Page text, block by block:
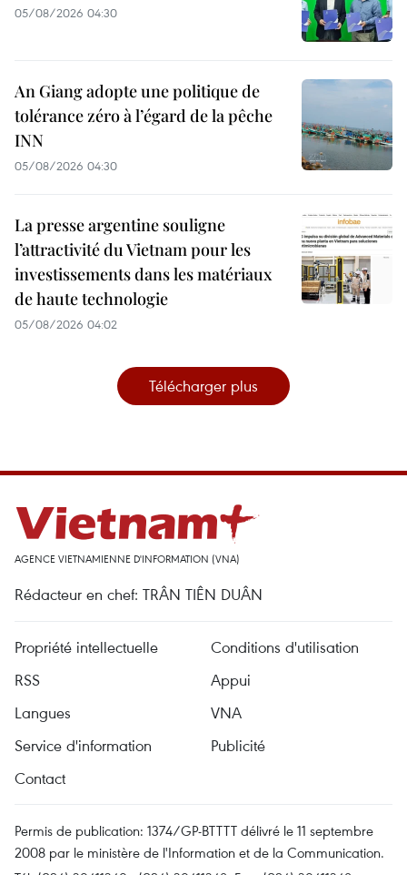
05/08/2026 04:30
An Giang adopte une politique de
tolérance zéro à l’égard de la pêche
INN
05/08/2026 04:30
La presse argentine souligne
l’attractivité du Vietnam pour les
investissements dans les matériaux
de haute technologie
05/08/2026 04:02
Télécharger plus
AGENCE VIETNAMIENNE D'INFORMATION (VNA)
Rédacteur en chef: TRÂN TIÊN DUÂN
Propriété intellectuelle
Conditions d'utilisation
RSS
Appui
Langues
VNA
Service d'information
Publicité
Contact
Permis de publication: 1374/GP-BTTTT délivré le 11 septembre
2008 par le ministère de l'Information et de la Communication.